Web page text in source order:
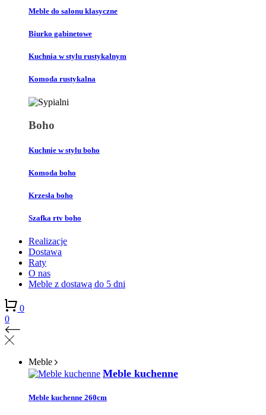
Meble do salonu klasyczne
Biurko gabinetowe
Kuchnia w stylu rustykalnym
Komoda rustykalna
Boho
Kuchnie w stylu boho
Komoda boho
Krzesła boho
Szafka rtv boho
Realizacje
Dostawa
Raty
O nas
Meble z dostawą do 5 dni
0
0
Meble
Meble kuchenne
Meble kuchenne 260cm